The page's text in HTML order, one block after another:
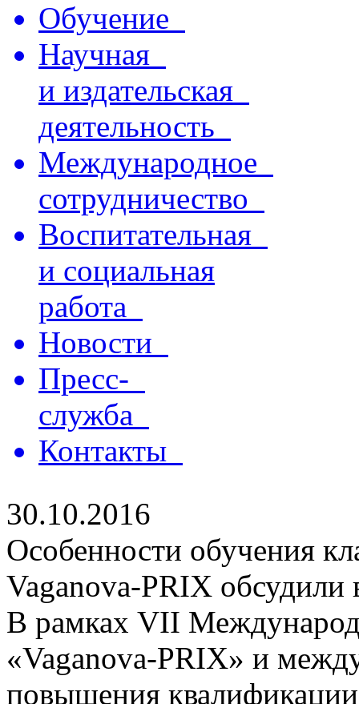
Обучение
Научная
и издательская
деятельность
Международное
сотрудничество
Воспитательная
и социальная
работа
Новости
Пресс-
служба
Контакты
30.10.2016
Особенности обучения
Vaganova-PRIX обсудили
В рамках VII
«Vaganova-PRIX» и
повышения